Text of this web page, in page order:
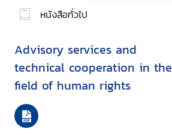
หนังสือทั่วไป
Advisory services and
technical cooperation in the
field of human rights